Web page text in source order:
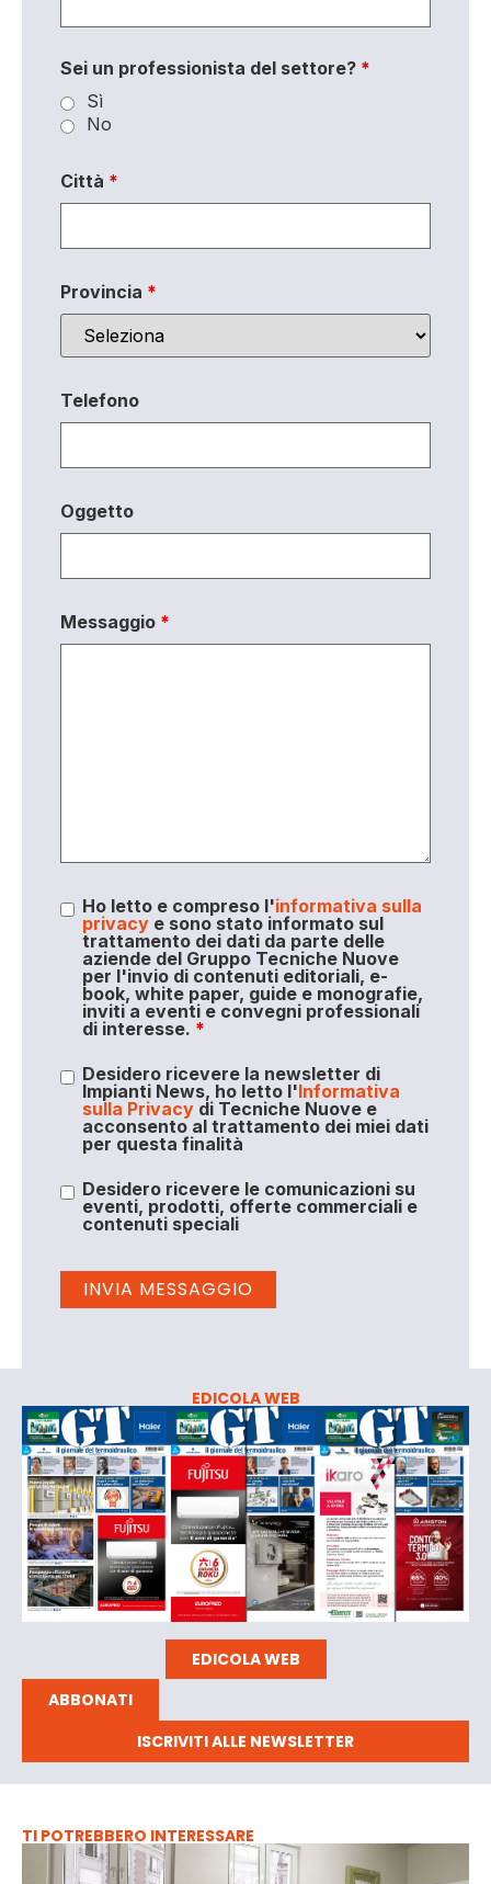
Sei un professionista del settore? *
Sì
No
Città *
Provincia *
Telefono
Oggetto
Messaggio *
Ho letto e compreso l'informativa sulla
privacye sono stato informato sul
trattamento dei dati da parte delle
aziende del Gruppo Tecniche Nuove
per l'invio di contenuti editoriali, e-
book, white paper, guide e monografie,
inviti a eventi e convegni professionali
di interesse. *
Desidero ricevere la newsletter di
Impianti News, ho letto l'Informativa
sulla Privacydi Tecniche Nuove e
acconsento al trattamento dei miei dati
per questa finalità
Desidero ricevere le comunicazioni su
eventi, prodotti, offerte commerciali e
contenuti speciali
EDICOLA WEB
EDICOLA WEB
ABBONATI
ISCRIVITI ALLE NEWSLETTER
TI POTREBBERO INTERESSARE